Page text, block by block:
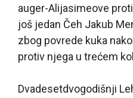
auger-Alijasimeove
još jedan Čeh Jakub
zbog povrede kuka
protiv njega u trećem
Dvadesetdvogodišnji